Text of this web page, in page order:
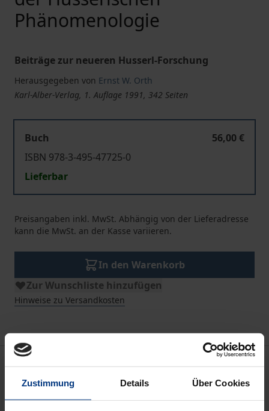
Zustimmung Details Über Cookies
Phänomenologie
Beiträge zur neueren Husserl-Forschung
Herausgegeben von Ernst W. Orth
Karl-Alber-Verlag, 1. Auflage 1991, 342 Seiten
Buch
56,00 €
ISBN 978-3-495-47725-0
Lieferbar
Preisangaben inkl. MwSt. Abhängig von der Lieferadresse
kann die MwSt. an der Kasse variieren.
In den Warenkorb
Zur Wunschliste hinzufügen
Hinweise zu Versandkosten
Bibliografische Angaben
Auflage